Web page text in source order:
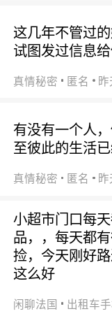
这几年不管过
试图发过信息
真情秘密 匿名
有没有一个人
至彼此的生活
真情秘密 匿名
小超市门口每
品，，每天都
捡，今天刚好
这么好
闲聊法国